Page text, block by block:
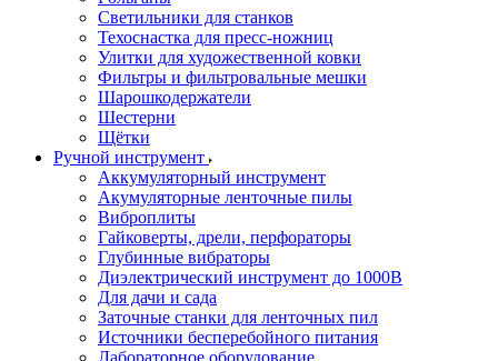
Светильники для станков
Техоснастка для пресс-ножниц
Улитки для художественной ковки
Фильтры и фильтровальные мешки
Шарошкодержатели
Шестерни
Щётки
Ручной инструмент
Аккумуляторный инструмент
Акумуляторные ленточные пилы
Виброплиты
Гайковерты, дрели, перфораторы
Глубинные вибраторы
Диэлектрический инструмент до 1000В
Для дачи и сада
Заточные станки для ленточных пил
Источники бесперебойного питания
Лабораторное оборудование